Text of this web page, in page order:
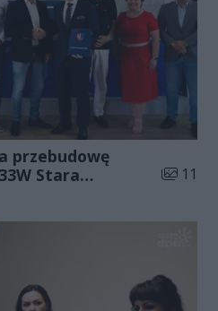
przebudowę
Stara
Liczba
11